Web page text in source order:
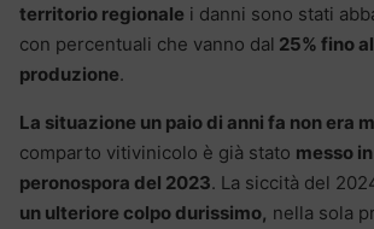
territorio regionale i danni sono stati
con percentuali che vanno dal 25% fino
produzione.
La situazione un paio di anni fa non era
comparto vitivinicolo è già stato messo
peronospora del 2023. La siccità del
un ulteriore colpo durissimo, nella sola